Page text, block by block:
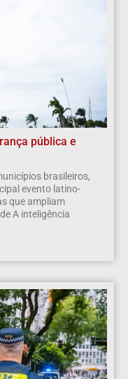
pública e
brasileiros,
evento latino-
que ampliam
A inteligência